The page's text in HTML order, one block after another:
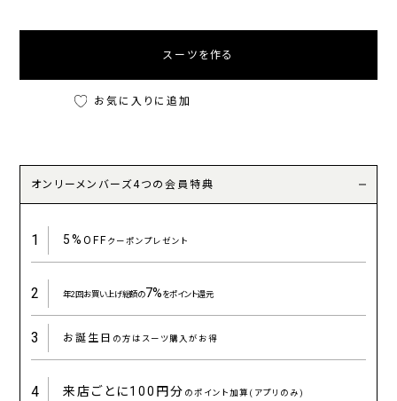
スーツを作る
お気に入りに追加
オンリーメンバーズ4つの会員特典
1 5%OFFクーポンプレゼント
2 年2回お買い上げ総額の7%をポイント還元
3 お誕生日 の方はスーツ購入がお得
4 来店ごとに100円分 のポイント加算(アプリのみ)